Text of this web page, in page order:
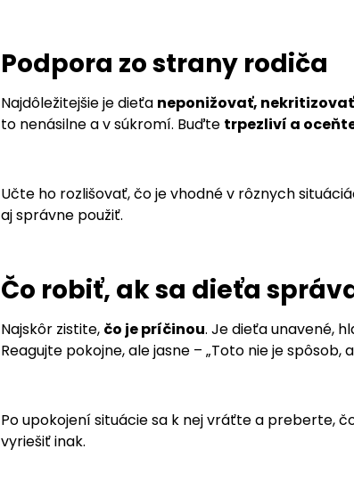
Podpora zo strany rodiča
Najdôležitejšie je dieťa neponižovať,
to nenásilne a v súkromí. Buďte trpezliví a
Učte ho rozlišovať, čo je vhodné v rôznych
aj správne použiť.
Čo robiť, ak sa dieťa
Najskôr zistite, čo je príčinou. Je dieťa unavené,
Reagujte pokojne, ale jasne – „Toto nie je spôsob,
Po upokojení situácie sa k nej vráťte a preberte,
vyriešiť inak.